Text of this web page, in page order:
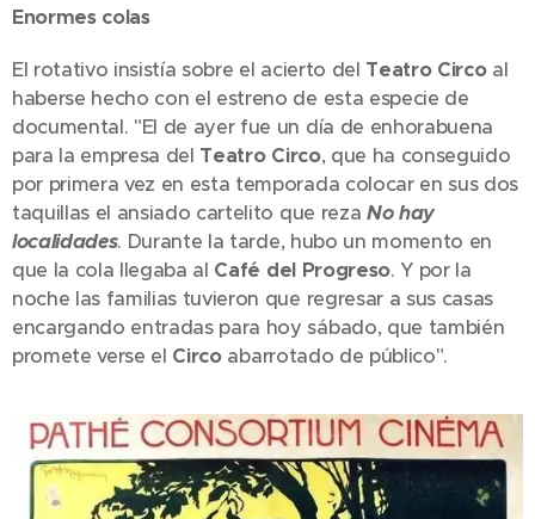
Enormes colas
El rotativo insistía sobre el acierto del Teatro Circo al
haberse hecho con el estreno de esta especie de
documental. "El de ayer fue un día de enhorabuena
para la empresa del Teatro Circo, que ha conseguido
por primera vez en esta temporada colocar en sus dos
taquillas el ansiado cartelito que reza No hay
localidades. Durante la tarde, hubo un momento en
que la cola llegaba al Café del Progreso. Y por la
noche las familias tuvieron que regresar a sus casas
encargando entradas para hoy sábado, que también
promete verse el Circoabarrotado de público".